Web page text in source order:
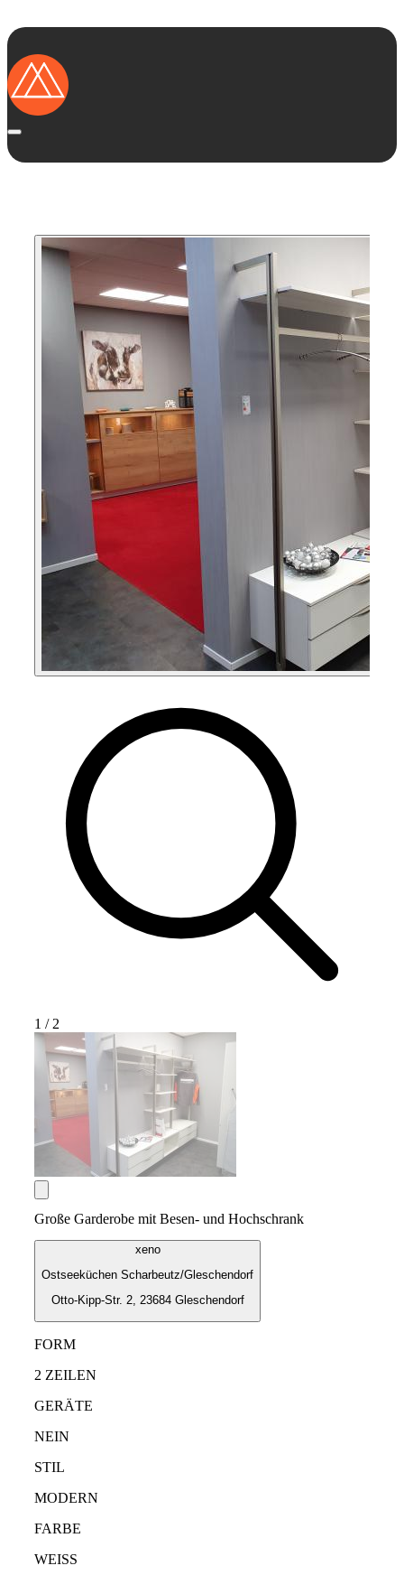
Ausstellungsküchen
Vorteile von Ausstellungsküchen
1 / 2
Große Garderobe mit Besen- und Hochschrank
xeno
Ostseeküchen Scharbeutz/Gleschendorf
Otto-Kipp-Str. 2, 23684 Gleschendorf
FORM
2 ZEILEN
GERÄTE
NEIN
STIL
MODERN
FARBE
WEISS